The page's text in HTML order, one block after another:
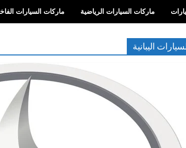
ماركات السيارات الرياضية ماركات السيارات
اليبانية